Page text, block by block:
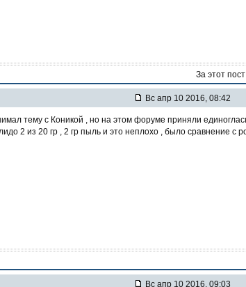
За этот
Вс апр 10 2016, 08:42
тему с Коникой , но на этом форуме приняли
2 из 20 гр , 2 гр пыль и это неплохо , было сравнение с
Вс апр 10 2016, 09:03